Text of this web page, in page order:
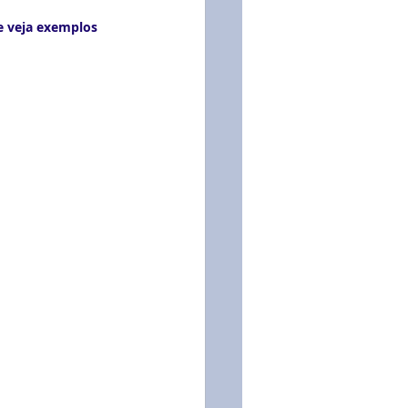
veja exemplos